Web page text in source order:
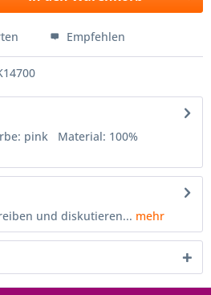
Empfehlen
pink Material: 100%
und diskutieren... mehr